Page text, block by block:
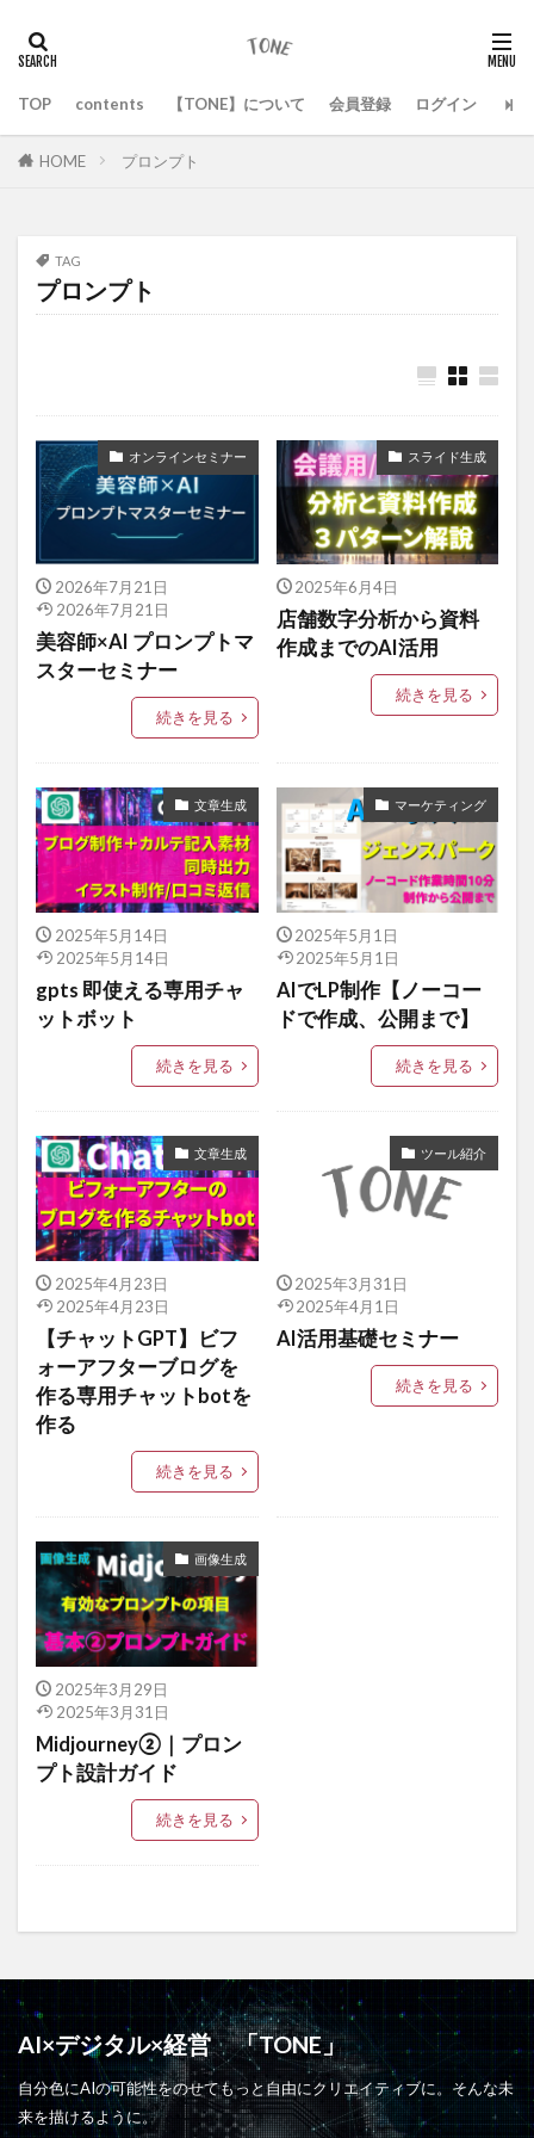
TOP contents 【TONE】について 会員登録 ログイン
HOME プロンプト
TAG
プロンプト
オンラインセミナー
2026年7月21日
2026年7月21日
美容師×AI プロンプトマ
スターセミナー
続きを見る
スライド生成
2025年6月4日
店舗数字分析から資料
作成までのAI活用
続きを見る
文章生成
2025年5月14日
2025年5月14日
gpts 即使える専用チャ
ットボット
続きを見る
マーケティング
2025年5月1日
2025年5月1日
AIでLP制作【ノーコー
ドで作成、公開まで】
続きを見る
文章生成
2025年4月23日
2025年4月23日
【チャットGPT】ビフ
ォーアフターブログを
作る専用チャットbotを
作る
続きを見る
ツール紹介
2025年3月31日
2025年4月1日
AI活用基礎セミナー
続きを見る
画像生成
2025年3月29日
2025年3月31日
Midjourney②｜プロン
プト設計ガイド
続きを見る
AI×デジタル×経営 「TONE」
自分色にAIの可能性をのせてもっと自由にクリエイティブに。そんな未
来を描けるように。